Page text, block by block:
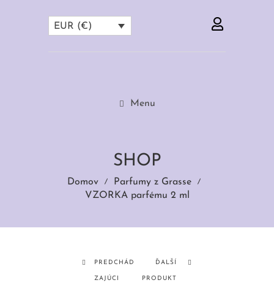
EUR (€)
Menu
SHOP
Domov
Parfumy z Grasse
VZORKA parfému 2 ml
PREDCHÁD
ZAJÚCI
ĎALŠÍ
PRODUKT